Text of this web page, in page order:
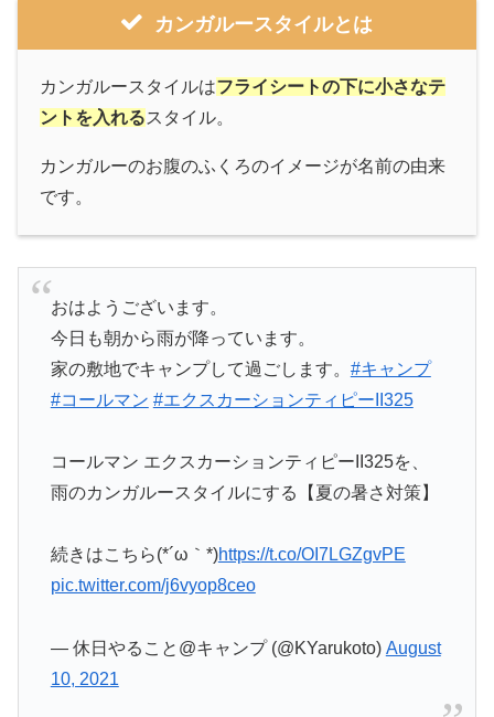
カンガルースタイルとは
カンガルースタイルはフライシートの下に小さなテ
ントを入れるスタイル。
カンガルーのお腹のふくろのイメージが名前の由来
です。
おはようございます。
今日も朝から雨が降っています。
家の敷地でキャンプして過ごします。 #キャンプ
#コールマン #エクスカーションティピーII325
コールマン エクスカーションティピーII325を、
雨のカンガルースタイルにする【夏の暑さ対策】
続きはこちら(*´ω｀*)https://t.co/OI7LGZgvPE
pic.twitter.com/j6vyop8ceo
— 休日やること@キャンプ (@KYarukoto) August
10, 2021